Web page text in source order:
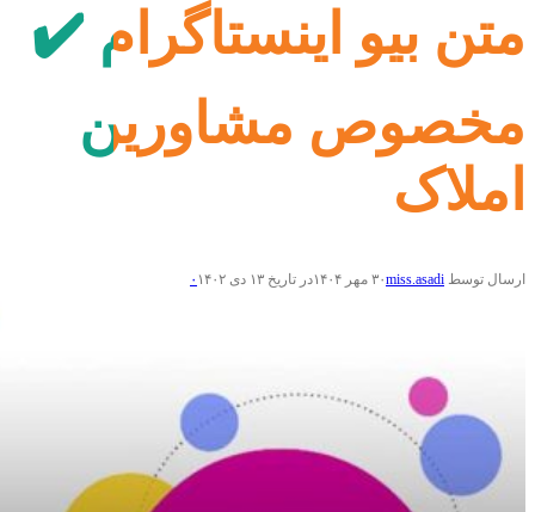
متن بیو اینستاگرام ✔️
مخصوص مشاورین
املاک
ارسال توسط miss.asadi۳۰ مهر ۱۴۰۴ در تاریخ ۱۳ دی ۱۴۰۲ ۰